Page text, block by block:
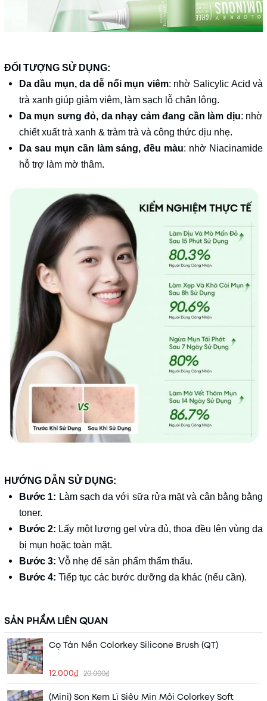
ĐỐI TƯỢNG SỬ DỤNG:
Da dầu mụn, da dễ nổi mụn viêm: nhờ Salicylic Acid và
trà xanh giúp giảm viêm, làm sạch lỗ chân lông.
Da mụn sưng đỏ, da nhạy cảm đang cần làm dịu: nhờ
chiết xuất trà xanh & tràm trà và công thức dịu nhẹ.
Da sau mụn cần làm sáng, đều màu: nhờ Niacinamide
hỗ trợ làm mờ thâm.
HƯỚNG DẪN SỬ DỤNG:
Bước 1: Làm sạch da với sữa rửa mặt và cân bằng bằng
toner.
Bước 2: Lấy một lượng gel vừa đủ, thoa đều lên vùng da
bị mụn hoặc toàn mặt.
Bước 3: Vỗ nhẹ để sản phẩm thẩm thấu.
Bước 4: Tiếp tục các bước dưỡng da khác (nếu cần).
SẢN PHẨM LIÊN QUAN
Cọ Tán Nền Colorkey Silicone Brush (QT)
12.000₫ 20.000₫
(Mini) Son Kem Lì Siêu Mịn Môi Colorkey Soft